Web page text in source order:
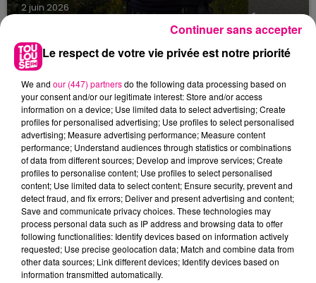
2 juin 2026
UNE ADOLESCENTE DE 13 ANS PORTÉE
DISPARUE À CUGNAUX
La gendarmerie de Haute-Garonne lance un
appel à témoins après la disparition d'une
mineure de 13 ans, Zuleyha Zelal Bingol, dont la
famille est sans...
10 avril 2026
INCENDIE : UN MORT & DEUX BLESSÉS
GRAVES AUX PRADETTES
Le respect de votre vie privée est notre priorité
We and our (447) partnersdo the following data processing based on
your consent and/or our legitimate interest: Store and/or access
information on a device; Use limited data to select advertising; Create
profiles for personalised advertising; Use profiles to select personalised
advertising; Measure advertising performance; Measure content
performance; Understand audiences through statistics or combinations
of data from different sources; Develop and improve services; Create
profiles to personalise content; Use profiles to select personalised
content; Use limited data to select content; Ensure security, prevent and
detect fraud, and fix errors; Deliver and present advertising and content;
Save and communicate privacy choices. These technologies may
process personal data such as IP address and browsing data to offer
following functionalities: Identify devices based on information actively
requested; Use precise geolocation data; Match and combine data from
other data sources; Link different devices; Identify devices based on
information transmitted automatically.
Continuer sans accepter